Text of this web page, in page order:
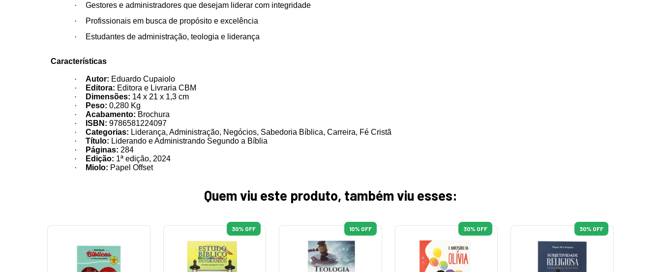
·
Gestores e administradores que desejam liderar com integridade
·
Profissionais em busca de propósito e excelência
·
Estudantes de administração, teologia e liderança
Características
· Autor: Eduardo Cupaiolo
·
Editora: Editora e Livraria CBM
·
Dimensões: 14 x 21 x 1,3 cm
·
Peso: 0,280 Kg
·
Acabamento: Brochura
·
ISBN: 9786581224097
·
Categorias: Liderança, Administração, Negócios, Sabedoria Bíblica, Carreira, Fé Cristã
·
Título: Liderando e Administrando Segundo a Bíblia
·
Páginas: 284
·
Edição: 1ª edição, 2024
·
Miolo: Papel Offset
Quem viu este produto, também viu esses:
30% OFF 10% OFF 30% OFF 30% OFF